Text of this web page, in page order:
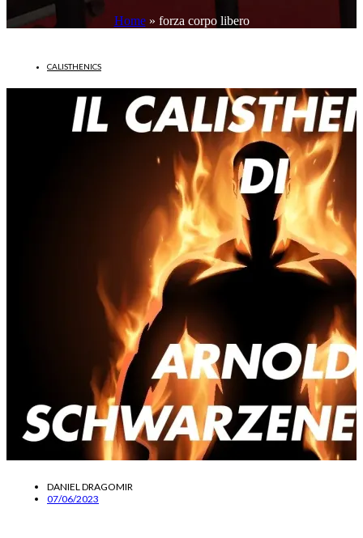
Home» forza corpo libero
CALISTHENICS
DANIEL DRAGOMIR
07/06/2023